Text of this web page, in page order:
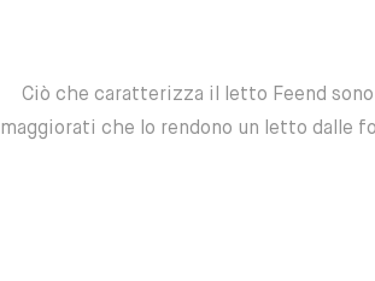
Ciò che caratterizza il letto Feend
maggiorati che lo rendono un letto dalle